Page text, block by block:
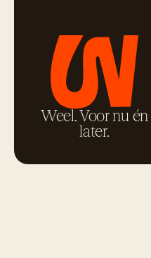
Weel. Voor nu én
later.